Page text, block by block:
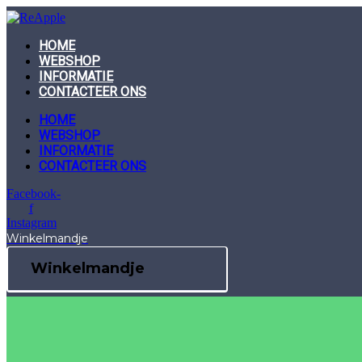
Skip
to
contentHOME
WEBSHOP
INFORMATIE
CONTACTEER ONS
HOME
WEBSHOP
INFORMATIE
CONTACTEER ONS
Facebook-
f
Instagram
Winkelmandje
Winkelmandje